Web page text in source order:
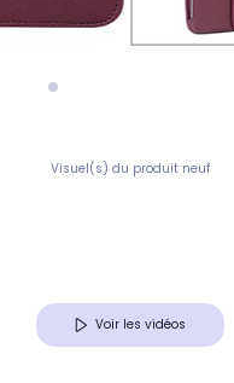
Visuel(s) du produit neuf
Voir les vidéos